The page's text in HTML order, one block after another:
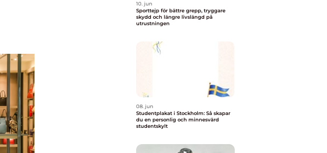
10. jun
Sporttejp för bättre grepp, tryggare
skydd och längre livslängd på
utrustningen
08. jun
Studentplakat i Stockholm: Så skapar
du en personlig och minnesvärd
studentskylt